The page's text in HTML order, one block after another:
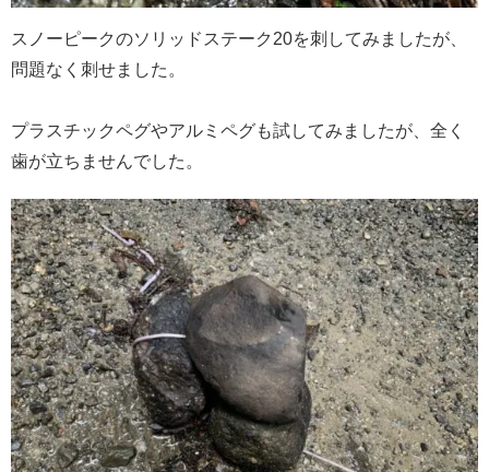
スノーピークのソリッドステーク20を刺してみましたが、
問題なく刺せました。
プラスチックペグやアルミペグも試してみましたが、全く
歯が立ちませんでした。